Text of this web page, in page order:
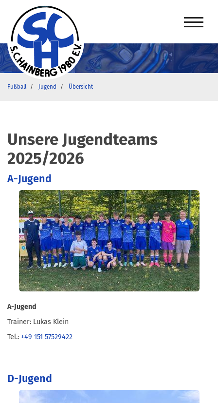
Fußball Jugend Übersicht
Unsere Jugendteams
2025/2026
A-Jugend
A-Jugend
Trainer: Lukas Klein
Tel.: +49 151 57529422
D-Jugend